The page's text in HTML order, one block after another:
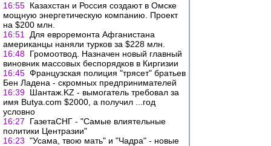
16:55 Казахстан и Россия создают в Омске
мощную энергетическую компанию. Проект
на $200 млн.
16:51
Для евроремонта Афганистана
американцы наняли турков за $228 млн.
16:48 Громоотвод. Назначен новый главный
виновник массовых беспорядков в Киргизии
16:45 Французская полиция "трясет" братьев
Бен Ладена - скромных предпринимателей
16:39 Шантаж.KZ - вымогатель требовал за
имя Butya.com $2000, а получил ...год
условно
16:27
ГазетаСНГ - "Самые влиятельные
политики Центразии"
16:23 "Усама, твою мать" и "Чадра" - новые